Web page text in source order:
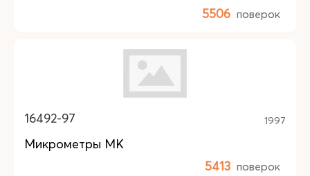
5506 поверок
16492-97 1997
Микрометры МК
5413 поверок